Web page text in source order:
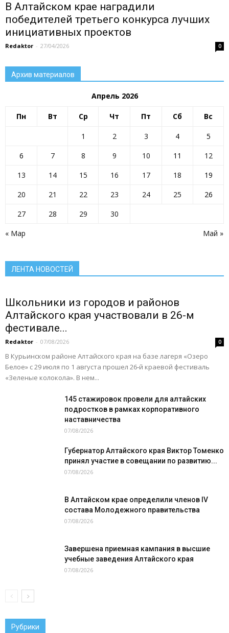
В Алтайском крае наградили
победителей третьего конкурса лучших
инициативных проектов
Redaktor - 27/04/2026 0
Архив материалов
Апрель 2026
Пн Вт Ср Чт Пт Сб Вс
« Мар Май »
1 2 3 4
5
6
7 8 9 10 11
12
13
14 15 16 17 18
19
20
21 22 23 24 25
26
27
28 29 30
ЛЕНТА НОВОСТЕЙ
Госуслуги движение первых
День Победы
Занятость населения
Здоровье
Культура
Курс на ЗОЖ
молодёжь района
Новости региона
Образование Общество
ОМВД
Развитие АПК
Растим будущее сегодня
Росреестр
Село: вчера сегодня завтра
Смоленский районный суд
Школьники из городов и районов
Алтайского края участвовали в 26-м
фестивале...
Redaktor - 07/08/2026 0
В Курьинском районе Алтайского края на базе лагеря «Озеро
Белое» с 29 июля по 1 августа прошел 26‑й краевой фестиваль
«Зеленые колокола». В нем...
145 стажировок провели для алтайских
подростков в рамках корпоративного
наставничества
07/08/2026
Губернатор Алтайского края Виктор Томенко
принял участие в совещании по развитию...
07/08/2026
В Алтайском крае определили членов IV
состава Молодежного правительства
07/08/2026
Завершена приемная кампания в высшие
учебные заведения Алтайского края
07/08/2026
Рубрики